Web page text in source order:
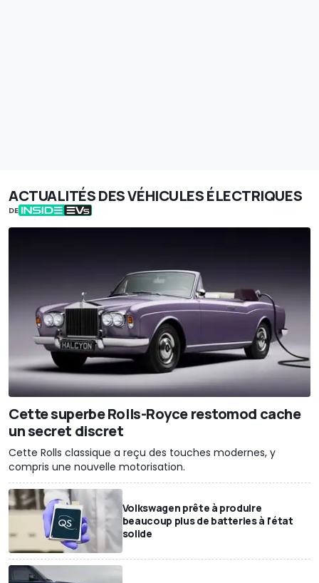
ACTUALITÉS DES VÉHICULES ÉLECTRIQUES
DE
Cette superbe Rolls-Royce restomod cache
un secret discret
Cette Rolls classique a reçu des touches modernes, y
compris une nouvelle motorisation.
Volkswagen prête à produire
beaucoup plus de batteries à l'état
solide